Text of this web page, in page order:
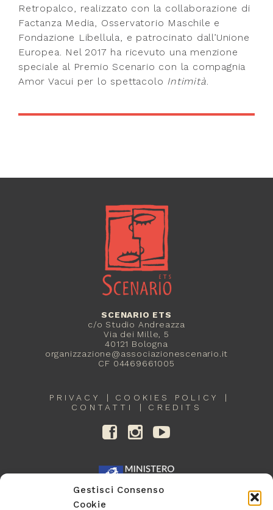
Gestisci Consenso
Cookie
Retropalco, realizzato con la collaborazione di
Factanza Media, Osservatorio Maschile e
Fondazione Libellula, e patrocinato dall’Unione
Europea. Nel 2017 ha ricevuto una menzione
speciale al Premio Scenario con la compagnia
Amor Vacui per lo spettacolo Intimità.
SCENARIO ETS
c/o Studio Andreazza
Via dei Mille, 5
40121 Bologna
organizzazione@associazionescenario.it
CF 04469661005
PRIVACY
COOKIES POLICY
CONTATTI
CREDITS